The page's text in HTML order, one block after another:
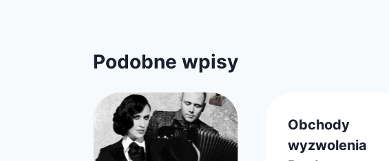
Podobne wpisy
Obchody
wyzwolenia